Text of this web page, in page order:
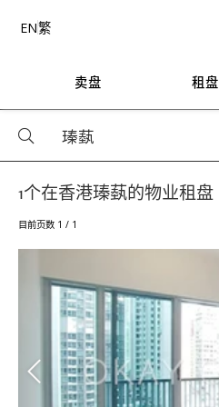
卖盘 租盘
EN繁
1个在香港瑧蓺的物业租盘
目前页数 1 / 1